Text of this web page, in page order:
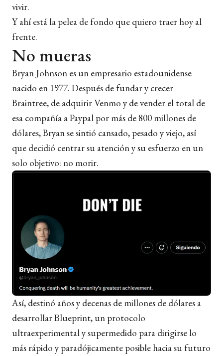
vivir.
Y ahí está la pelea de fondo que quiero traer hoy al
frente.
No mueras
Bryan Johnson es un empresario estadounidense
nacido en 1977. Después de fundar y crecer
Braintree, de adquirir Venmo y de vender el total de
esa compañía a Paypal por más de 800 millones de
dólares, Bryan se sintió cansado, pesado y viejo, así
que decidió centrar su atención y su esfuerzo en un
solo objetivo: no morir.
Así, destinó años y decenas de millones de dólares a
desarrollar Blueprint, un protocolo
ultraexperimental y supermedido para dirigirse lo
más rápido y paradójicamente posible hacia su futuro